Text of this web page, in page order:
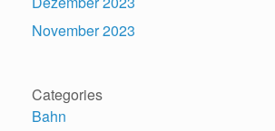
November 2023
Categories
Bahn